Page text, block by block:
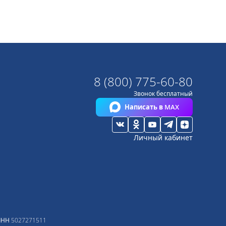
8 (800) 775-60-80
Звонок бесплатный
Написать в MAX
Личный кабинет
5027271511